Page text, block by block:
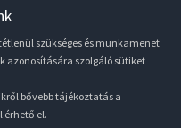
szükséges és munkamenet
azonosítására szolgáló sütiket
bővebb tájékoztatás a
érhető el.